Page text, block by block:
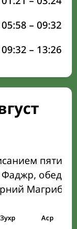
05:58 – 09:32
09:32 – 13:26
пяти
Магриб
Зухр Аср